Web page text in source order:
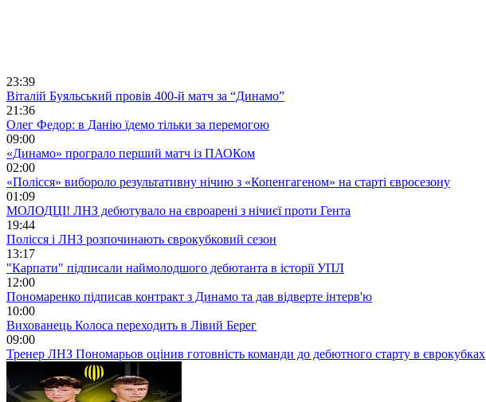
23:39
Віталій Буяльський провів 400-й матч за “Динамо”
21:36
Олег Федор: в Данію їдемо тільки за перемогою
09:00
«Динамо» програло перший матч із ПАОКом
02:00
«Полісся» вибороло результативну нічию з «Копенгагеном» на старті євросезону
01:09
МОЛОДЦІ! ЛНЗ дебютувало на євроарені з нічиєї проти Гента
19:44
Полісся і ЛНЗ розпочинають єврокубковий сезон
13:17
"Карпати" підписали наймолодшого дебютанта в історії УПЛ
12:00
Пономаренко підписав контракт з Динамо та дав відверте інтерв'ю
10:00
Вихованець Колоса переходить в Лівий Берег
09:00
Тренер ЛНЗ Пономарьов оцінив готовність команди до дебютного старту в єврокубках